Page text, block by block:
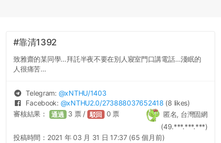
#靠清1392
致雅齋的某同學…拜託半夜不要在別人寢室門口講電話…淺眠的
人很痛苦…
Telegram: @xNTHU/1403
Facebook: @xNTHU2.0/273888037652418 (8 likes)
匿名, 台灣固網
(49.***.***.***)
審核結果： 通過 3 票 / 駁回 0 票
投稿時間： 2021 年 03 月 31 日 17:37 (65 個月前)